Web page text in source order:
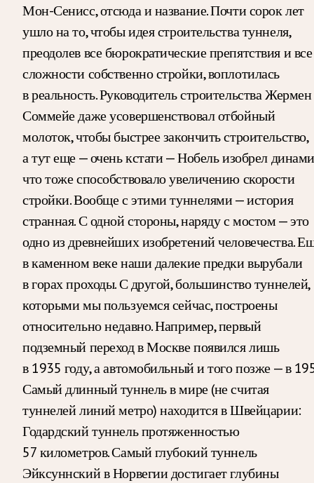
Мон-Сенисс, отсюда и название. Почти сорок лет
ушло на то, чтобы идея строительства туннеля,
преодолев все бюрократические препятствия и все
сложности собственно стройки, воплотилась
в реальность. Руководитель строительства Жермен
Соммейе даже усовершенствовал отбойный
молоток, чтобы быстрее закончить строительство,
а тут еще — очень кстати — Нобель изобрел
что тоже способствовало увеличению скорости
стройки. Вообще с этими туннелями — история
странная. С одной стороны, наряду с мостом — это
одно из древнейших изобретений человечества.
в каменном веке наши далекие предки вырубали
в горах проходы. С другой, большинство туннелей,
которыми мы пользуемся сейчас, построены
относительно недавно. Например, первый
подземный переход в Москве появился лишь
в 1935 году, а автомобильный и того позже — в
Самый длинный туннель в мире (не считая
туннелей линий метро) находится в Швейцарии:
Годардский туннель протяженностью
57 километров. Самый глубокий туннель
Эйксуннский в Норвегии достигает глубины